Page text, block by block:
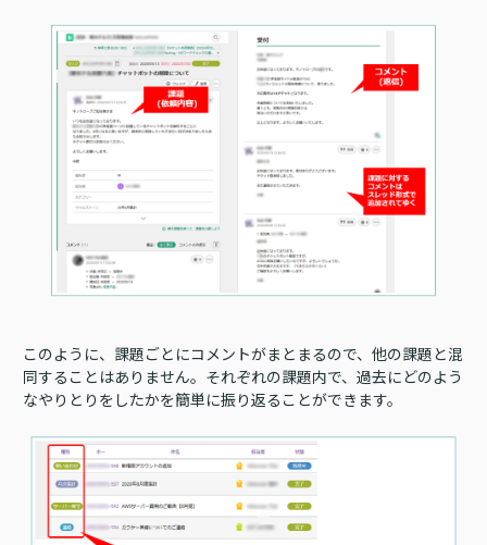
このように、課題ごとにコメントがまとまるので、他の課題と混
同することはありません。それぞれの課題内で、過去にどのよう
なやりとりをしたかを簡単に振り返ることができます。